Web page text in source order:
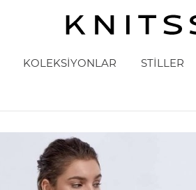
KOLEKSİYONLAR STİLLER